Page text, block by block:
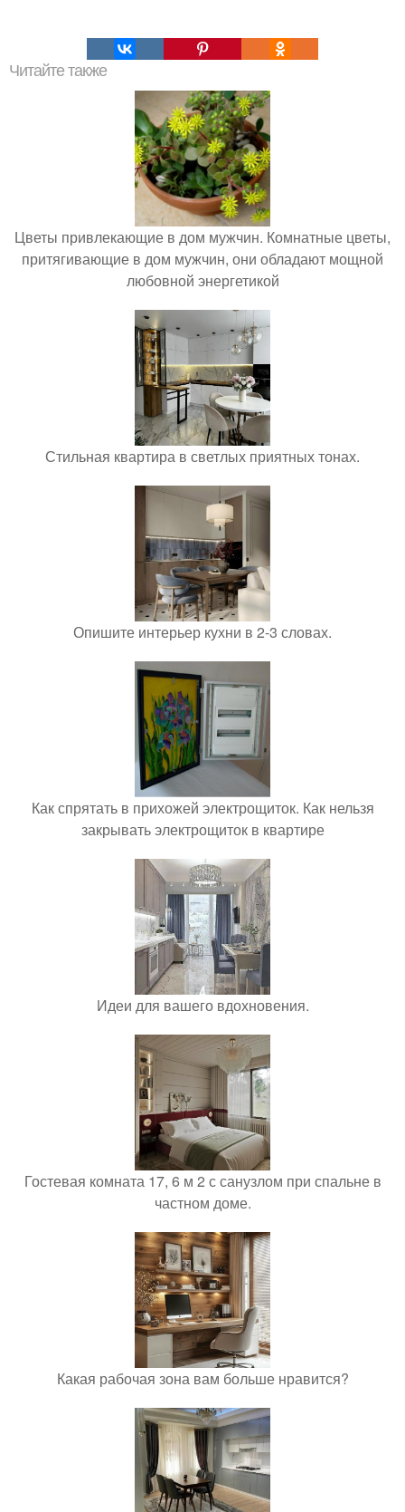
Читайте также
Цветы привлекающие в дом мужчин. Комнатные цветы,
притягивающие в дом мужчин, они обладают мощной
любовной энергетикой
Стильная квартира в светлых приятных тонах.
Опишите интерьер кухни в 2-3 словах.
Как спрятать в прихожей электрощиток. Как нельзя
закрывать электрощиток в квартире
Идеи для вашего вдохновения.
Гостевая комната 17, 6 м 2 с санузлом при спальне в
частном доме.
Какая рабочая зона вам больше нравится?